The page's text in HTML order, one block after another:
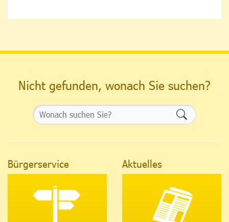
Nicht gefunden, wonach Sie suchen?
Bürgerservice Aktuelles